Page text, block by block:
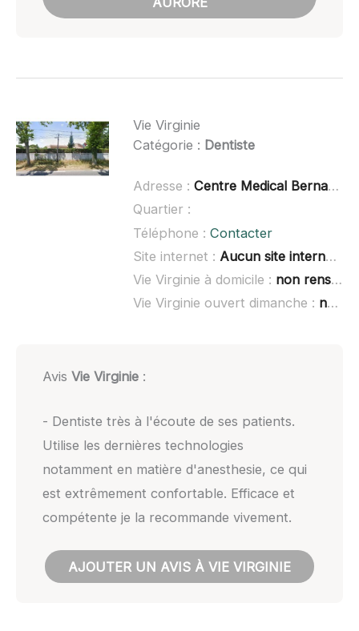
Vie Virginie
Catégorie : Dentiste
Adresse : Centre Medical Bernadet, 32 Route de Toulouse, 31830 Plaisance-d
Quartier :
Téléphone : Contacter
Site internet : Aucun site internet connu
Vie Virginie à domicile : non renseigné
Vie Virginie ouvert dimanche : non renseigné
Avis Vie Virginie:
- Dentiste très à l'écoute de ses patients.
Utilise les dernières technologies
notamment en matière d'anesthesie, ce qui
est extrêmement confortable. Efficace et
compétente je la recommande vivement.
AJOUTER UN AVIS À VIE VIRGINIE